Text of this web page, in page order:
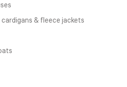
& fleece jackets